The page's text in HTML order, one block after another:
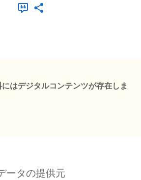
にはデジタルコンテンツが存在しま
ータの提供元